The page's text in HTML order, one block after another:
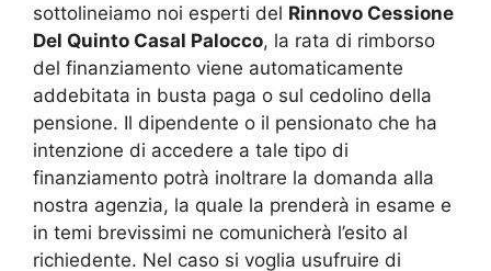
sottolineiamo noi esperti del Rinnovo Cessione
Del Quinto Casal Palocco, la rata di rimborso
del finanziamento viene automaticamente
addebitata in busta paga o sul cedolino della
pensione. Il dipendente o il pensionato che ha
intenzione di accedere a tale tipo di
finanziamento potrà inoltrare la domanda alla
nostra agenzia, la quale la prenderà in esame e
in temi brevissimi ne comunicherà l’esito al
richiedente. Nel caso si voglia usufruire di